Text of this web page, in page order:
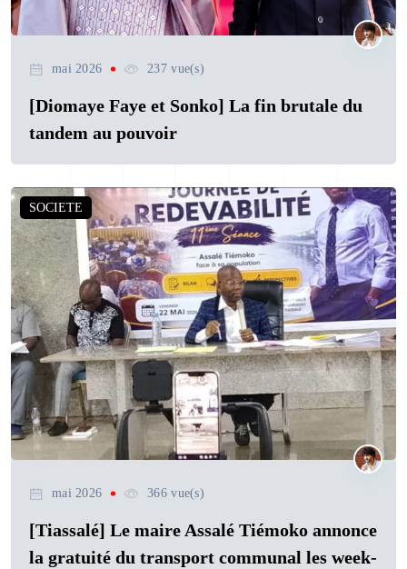
mai 2026 237 vue(s)
[Diomaye Faye et Sonko] La fin brutale du
tandem au pouvoir
SOCIETE
mai 2026 366 vue(s)
[Tiassalé] Le maire Assalé Tiémoko annonce
la gratuité du transport communal les week-